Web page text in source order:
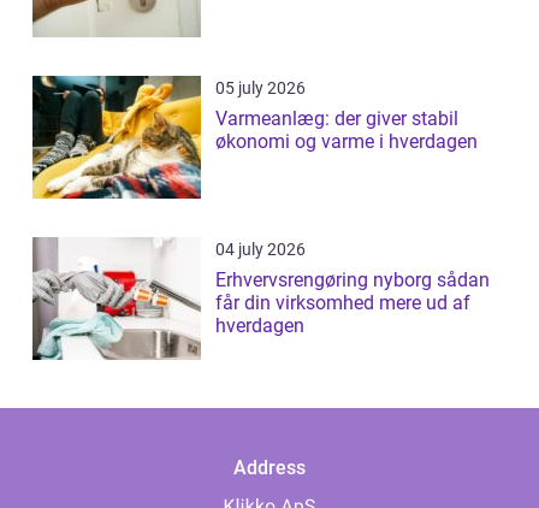
05 july 2026
Varmeanlæg: der giver stabil
økonomi og varme i hverdagen
04 july 2026
Erhvervsrengøring nyborg sådan
får din virksomhed mere ud af
hverdagen
Address